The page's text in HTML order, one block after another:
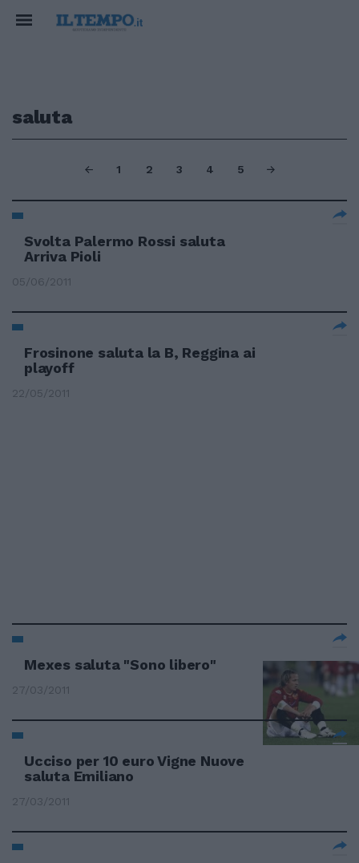
saluta
1 2 3 4 5
Svolta Palermo Rossi saluta
Arriva Pioli
05/06/2011
Frosinone saluta la B, Reggina ai
playoff
22/05/2011
Mexes saluta "Sono libero"
27/03/2011
Ucciso per 10 euro Vigne Nuove
saluta Emiliano
27/03/2011